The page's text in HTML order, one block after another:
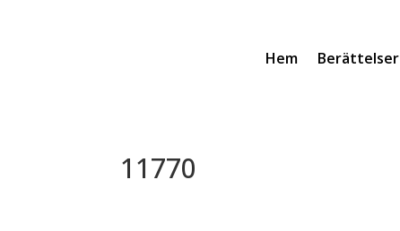
Hem Berättelser
11770